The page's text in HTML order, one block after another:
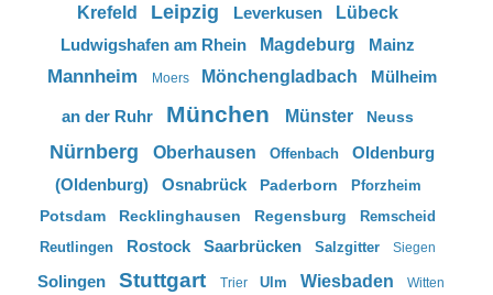
Krefeld Leipzig Leverkusen
Lübeck
Ludwigshafen am Rhein
Magdeburg Mainz
Mannheim Moers Mönchengladbach Mülheim
an der Ruhr München Münster Neuss
Nürnberg Oberhausen Offenbach
Oldenburg
(Oldenburg)
Osnabrück Paderborn Pforzheim
Potsdam Recklinghausen Regensburg
Remscheid
Reutlingen
Rostock Saarbrücken Salzgitter Siegen
Solingen Stuttgart Trier Ulm Wiesbaden Witten